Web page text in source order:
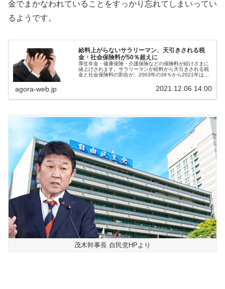
金でまかなわれていることをすっかり忘れてしまいってい
るようです。
給料上がらないサラリーマン、天引きされる税
金・社会保険料が50％超えに
厚生年金・健康保険・介護保険などの保険料が続けざまに
値上げされます。サラリーマンが給料から天引きされる税
金と社会保険料の割合が、2003年の39％から2021年は
agora-web.jp 2021.12.06 14:00
茂木幹事長 自民党HPより